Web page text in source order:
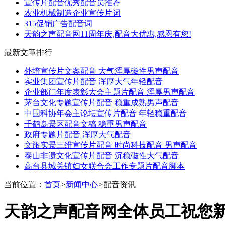
宣传片配音优秀配音员推荐
农业机械制造企业宣传片词
315促销广告配音词
天韵之声配音网11周年庆,配音大优惠,感恩有您!
最新文章排行
外培宣传片文案配音 大气浑厚磁性男声配音
实业集团宣传片配音 浑厚大气年轻配音
企业部门年度表彰大会主题片配音 浑厚男声配音
茅台文化专题宣传片配音 稳重成熟男声配音
中国科协年会主论坛宣传片配音 年轻稳重配音
千鹤岛景区配音文稿 稳重男声配音
政府专题片配音 浑厚大气配音
文旅实景三维宣传片配音 时尚科技配音 男声配音
泰山非遗文化宣传片配音 沉稳磁性大气配音
高台县城关镇妇女联合会工作专题片配音脚本
当前位置： 首页>新闻中心>配音资讯
天韵之声配音网全体员工祝您